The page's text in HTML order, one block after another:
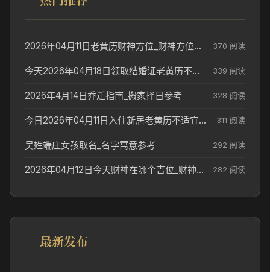
2026年04月11日老黄历财神方位_财神方位与供奉讲究 370 阅读
今天2026年04月18日领取结婚证老黄历不适合吗_领证日期参考 339 阅读
2026年4月14日乔迁指南_搬家择日参考 328 阅读
今日2026年04月11日入住新居老黄历不适宜吗_搬家择日参考 311 阅读
吴姓端庄女孩取名_名字寓意参考 292 阅读
2026年04月12日今天财神在哪个吉位_财神方位参考 282 阅读
最新发布